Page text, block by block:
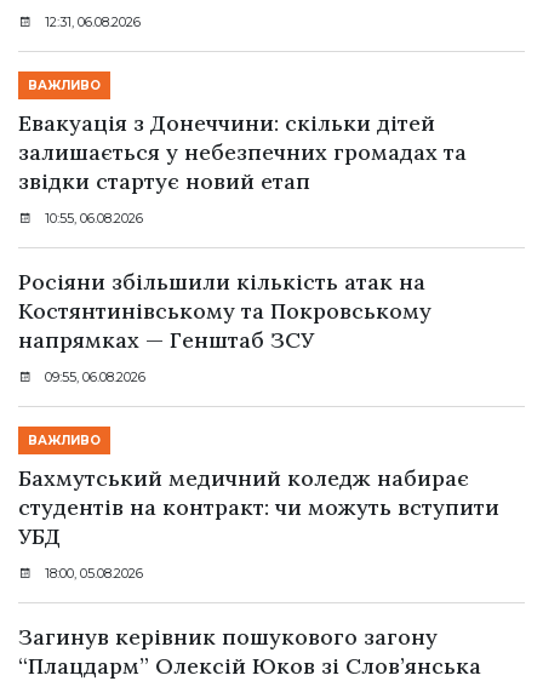
12:31, 06.08.2026
ВАЖЛИВО
Евакуація з Донеччини: скільки дітей
залишається у небезпечних громадах та
звідки стартує новий етап
10:55, 06.08.2026
Росіяни збільшили кількість атак на
Костянтинівському та Покровському
напрямках — Генштаб ЗСУ
09:55, 06.08.2026
ВАЖЛИВО
Бахмутський медичний коледж набирає
студентів на контракт: чи можуть вступити
УБД
18:00, 05.08.2026
Загинув керівник пошукового загону
“Плацдарм” Олексій Юков зі Слов’янська